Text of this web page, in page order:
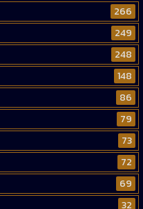
266
249
248
148
86
79
73
72
69
32